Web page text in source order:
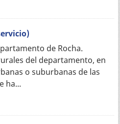
de Rocha.
del departamento, en
o suburbanas de las
ha...